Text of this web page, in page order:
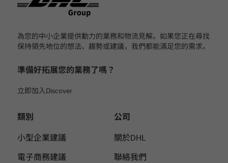
為您的中小企業提供動力的業務和物流見解。如果您正在尋找
保持領先地位的想法、趨勢或建議，我們都能滿足您的需求。
準備好拓展您的業務了嗎？
立即加入Discover
類別
小型企業建議
電子商務建議
公司
關於DHL
聯絡我們